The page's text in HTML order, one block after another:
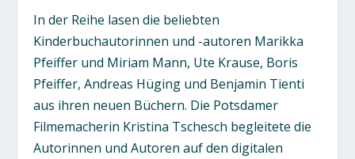
In der Reihe lasen die beliebten
Kinderbuchautorinnen und -autoren Marikka
Pfeiffer und Miriam Mann, Ute Krause, Boris
Pfeiffer, Andreas Hüging und Benjamin Tienti
aus ihren neuen Büchern. Die Potsdamer
Filmemacherin Kristina Tschesch begleitete die
Autorinnen und Autoren auf den digitalen